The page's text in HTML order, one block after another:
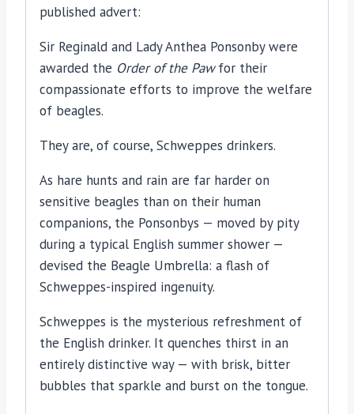
published advert:
Sir Reginald and Lady Anthea Ponsonby were
awarded the Order of the Pawfor their
compassionate efforts to improve the welfare
of beagles.
They are, of course, Schweppes drinkers.
As hare hunts and rain are far harder on
sensitive beagles than on their human
companions, the Ponsonbys — moved by pity
during a typical English summer shower —
devised the Beagle Umbrella: a flash of
Schweppes-inspired ingenuity.
Schweppes is the mysterious refreshment of
the English drinker. It quenches thirst in an
entirely distinctive way — with brisk, bitter
bubbles that sparkle and burst on the tongue.